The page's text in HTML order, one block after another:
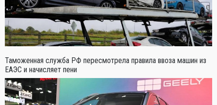
Таможенная служба РФ пересмотрела правила ввоза машин из
ЕАЭС и начисляет пени